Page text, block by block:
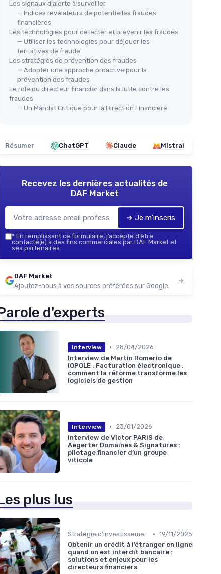
Les signaux d'alerte à surveiller
— Indices révélateurs de potentielles fraudes
financières
Les technologies pour détecter et prévenir les fraudes
— Utiliser les technologies pour déjouer les
tentatives de fraude
Les stratégies de prévention des fraudes
— Adopter une approche proactive pour la
prévention des fraudes
Le rôle du directeur financier dans la lutte contre les
fraudes
— Un Mandat Critique pour la Direction Financière
Résumer ChatGPT Claude Mistral
Recevez les dernières actualités de
DAF Market
➔ Je m'inscris
* En remplissant ce formulaire, j’accepte d’être
contacté(e) à des fins commerciales par DAF Market et
ses partenaires.
DAF Market
Ajoutez-nous à vos sources préférées sur Google
d'experts
Interview •
28/04/2026
Interview de Martin Romerio de
IOPOLE : Facturation électronique :
comment la réforme transforme les
logiciels de gestion
Interview •
23/01/2026
Interview de Victor PARIS de
Aegerter Domaines & Signatures :
pilotage financier d’un groupe
viticole
plus lus
Stratégie d'investissement • 19/11/2025
Obtenir un crédit à l’étranger en ligne
quand on est interdit bancaire :
solutions et enjeux pour les
directeurs financiers